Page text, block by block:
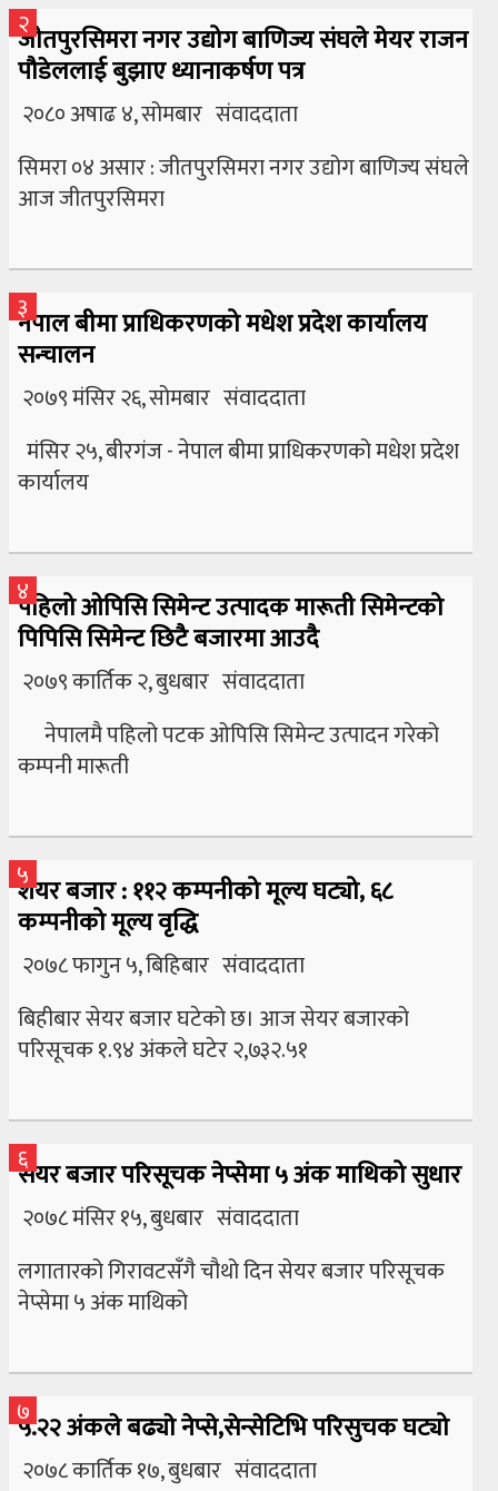
२
जीतपुरसिमरा नगर उद्योग बाणिज्य संघले मेयर राजन
पौडेललाई बुझाए ध्यानाकर्षण पत्र
२०८० अषाढ ४, सोमबार संवाददाता
सिमरा ०४ असार : जीतपुरसिमरा नगर उद्योग बाणिज्य संघले
आज जीतपुरसिमरा
३
नेपाल बीमा प्राधिकरणको मधेश प्रदेश कार्यालय
सन्चालन
२०७९ मंसिर २६, सोमबार संवाददाता
मंसिर २५, बीरगंज - नेपाल बीमा प्राधिकरणको मधेश प्रदेश
कार्यालय
४
पहिलो ओपिसि सिमेन्ट उत्पादक मारूती सिमेन्टको
पिपिसि सिमेन्ट छिटै बजारमा आउदै
२०७९ कार्तिक २, बुधबार संवाददाता
नेपालमै पहिलो पटक ओपिसि सिमेन्ट उत्पादन गरेको
कम्पनी मारूती
५
शेयर बजार : ११२ कम्पनीको मूल्य घट्यो, ६८
कम्पनीको मूल्य वृद्धि
२०७८ फागुन ५, बिहिबार संवाददाता
बिहीबार सेयर बजार घटेको छ। आज सेयर बजारको
परिसूचक १.९४ अंकले घटेर २,७३२.५१
६
सेयर बजार परिसूचक नेप्सेमा ५ अंक माथिको सुधार
२०७८ मंसिर १५, बुधबार संवाददाता
लगातारको गिरावटसँगै चौथो दिन सेयर बजार परिसूचक
नेप्सेमा ५ अंक माथिको
७
५.२२ अंकले बढ्याे नेप्से,सेन्सेटिभि परिसुचक घट्यो
२०७८ कार्तिक १७, बुधबार संवाददाता